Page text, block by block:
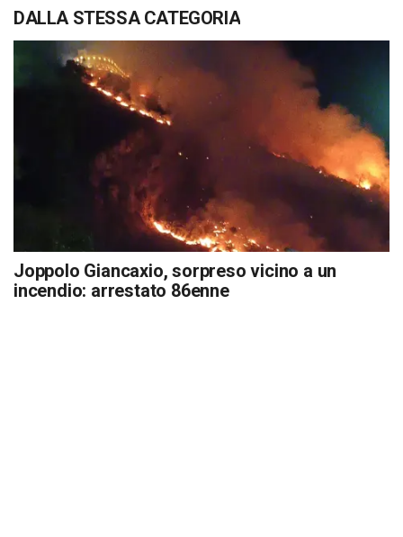
DALLA STESSA CATEGORIA
Joppolo Giancaxio, sorpreso vicino a un
incendio: arrestato 86enne